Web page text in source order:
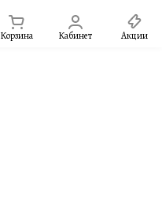
Корзина Кабинет Акции